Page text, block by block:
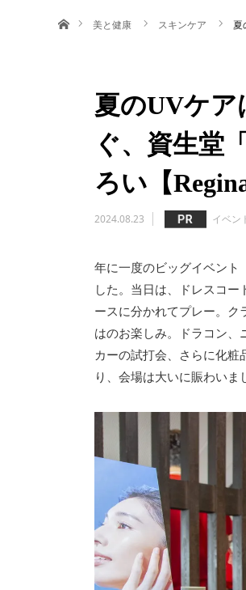
ホーム美と健康 スキンケア 夏
夏のUVケア
ぐ、資生堂
ろい【
2024.08.23 イベン
年に一度のビッグイベン
した。当日は、ドレスコ
ースに分かれてプレー。
はのお楽しみ。ドラコン、
カーの試打会、さらに化
り、会場は大いに賑わいま